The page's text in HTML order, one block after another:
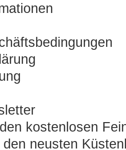
kostenlosen
neusten